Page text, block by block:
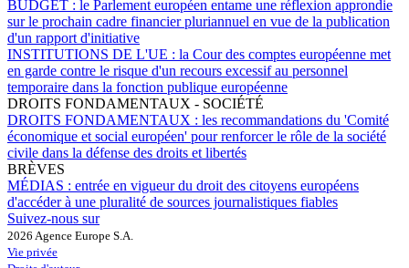
BUDGET : le Parlement européen entame une réflexion approndie
sur le prochain cadre financier pluriannuel en vue de la publication
d'un rapport d'initiative
INSTITUTIONS DE L'UE : la Cour des comptes européenne met
en garde contre le risque d'un recours excessif au personnel
temporaire dans la fonction publique européenne
DROITS FONDAMENTAUX - SOCIÉTÉ
DROITS FONDAMENTAUX : les recommandations du 'Comité
économique et social européen' pour renforcer le rôle de la société
civile dans la défense des droits et libertés
BRÈVES
MÉDIAS : entrée en vigueur du droit des citoyens européens
d'accéder à une pluralité de sources journalistiques fiables
Suivez-nous sur
2026 Agence Europe S.A.
Vie privée